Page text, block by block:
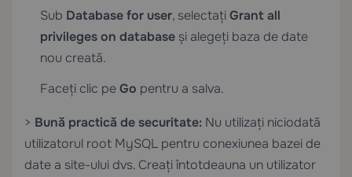
Sub Database for user, selectațiGrant all
privileges on database și alegeți baza de date
nou creată.
Faceți clic peGo pentru a salva.
> Bună practică de securitate: Nu utilizați niciodată
utilizatorul root MySQL pentru conexiunea bazei de
date a site-ului dvs. Creați întotdeauna un utilizator